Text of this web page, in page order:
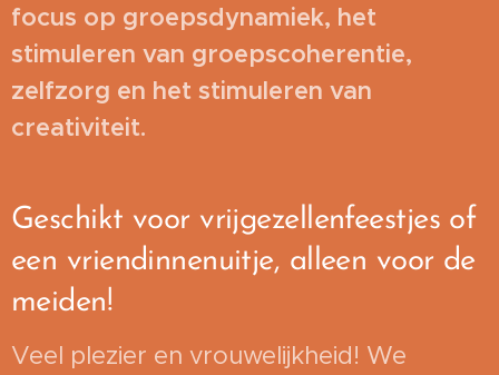
focus op groepsdynamiek, het
stimuleren van groepscoherentie,
zelfzorg en het stimuleren van
creativiteit.
Geschikt voor vrijgezellenfeestjes of
een vriendinnenuitje, alleen voor de
meiden!
Veel plezier en vrouwelijkheid! We